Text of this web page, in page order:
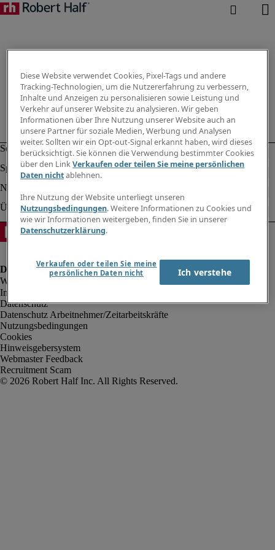
Impressum
Datenschutz
Datenschutz Arbeitnehmer/Zeitarbeitskräfte
Nutzungsbedingungen
Cookies
Hinweisgebersystem
Webmaster Feedback
Recruitment Scam
Diese Website verwendet Cookies, Pixel-Tags und andere
Tracking-Technologien, um die Nutzererfahrung zu verbessern,
Inhalte und Anzeigen zu personalisieren sowie Leistung und
Verkehr auf unserer Website zu analysieren. Wir geben
Informationen über Ihre Nutzung unserer Website auch an
unsere Partner für soziale Medien, Werbung und Analysen
weiter. Sollten wir ein Opt-out-Signal erkannt haben, wird dieses
berücksichtigt. Sie können die Verwendung bestimmter Cookies
über den LinkVerkaufen oder teilen Sie meine persönlichen
Daten nichtablehnen.
Ihre Nutzung der Website unterliegt unseren
Nutzungsbedingungen. Weitere Informationen zu Cookies und
wie wir Informationen weitergeben, finden Sie in unserer
Datenschutzerklärung.
Verkaufen oder teilen Sie meine
persönlichen Daten nicht
Ich verstehe